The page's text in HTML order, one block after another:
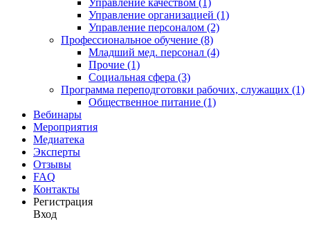
Управление качеством (1)
Управление организацией (1)
Управление персоналом (2)
Профессиональное обучение (8)
Младший мед. персонал (4)
Прочие (1)
Социальная сфера (3)
Программа переподготовки рабочих, служащих (1)
Общественное питание (1)
Вебинары
Мероприятия
Медиатека
Эксперты
Отзывы
FAQ
Контакты
Регистрация
Вход